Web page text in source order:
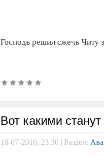
Господь решил сжечь Читу
Вот какими
18-07-2016, 23:30 | Раздел: